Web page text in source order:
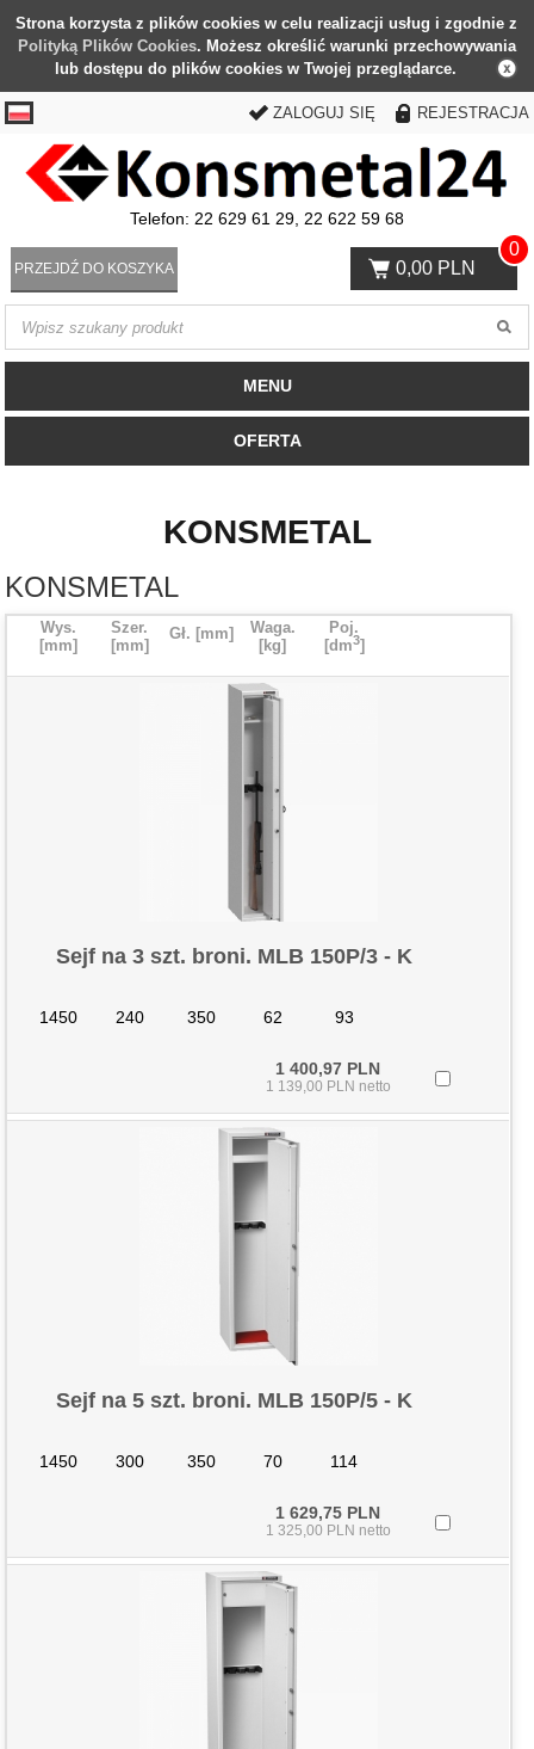
Strona korzysta z plików cookies w celu realizacji usług i zgodnie z
Polityką Plików Cookies. Możesz określić warunki przechowywania
lub dostępu do plików cookies w Twojej przeglądarce.
ZALOGUJ SIĘ REJESTRACJA
Telefon: 22 629 61 29, 22 622 59 68
0,00 PLN
0
PRZEJDŹ DO KOSZYKA
MENU
OFERTA
KONSMETAL
KONSMETAL
Wys.
[mm]
Szer.
[mm]
Gł. [mm]
Waga.
[kg]
Poj.
[dm3]
Sejf na 3 szt. broni. MLB 150P/3 - K
1450 240 350 62 93
1 400,97 PLN
1 139,00 PLN netto
Sejf na 5 szt. broni. MLB 150P/5 - K
1450 300 350 70 114
1 629,75 PLN
1 325,00 PLN netto